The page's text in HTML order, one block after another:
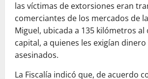
las víctimas de extorsiones eran
comerciantes de los mercados de
Miguel, ubicada a 135 kilómetros al
capital, a quienes les exigían
asesinados.
La Fiscalía indicó que, de acuerdo